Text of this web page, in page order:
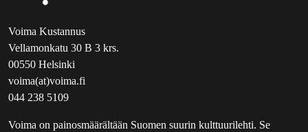
Voima Kustannus
Vellamonkatu 30 B 3 krs.
00550 Helsinki
voima(at)voima.fi
044 238 5109
Voima on painosmäärältään Suomen suurin kulttuurilehti. Se